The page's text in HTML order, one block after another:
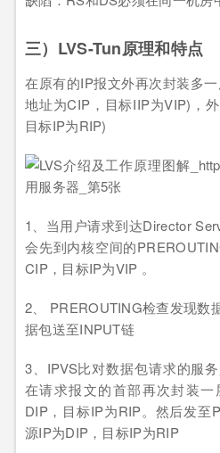
三）LVS-Tun原理和特点
在原有的IP报文外再次封装多
地址为CIP，目标IIP为VIP)，
目标IP为RIP)
1、当用户请求到达Director
会先到内核空间的
CIP，目标IP为VIP 。
2、 PREROUTING检查发现数
据包送至INPUT链
3、IPVS比对数据包请求的服
在请求报文的首部再次封装
DIP，目标IP为RIP。然后发至
源IP为DIP，目标IP为RIP